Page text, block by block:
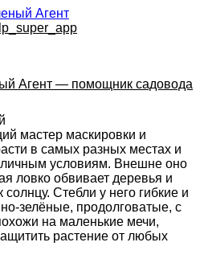
Агент
Агент — помощник садовода
мастер маскировки и
в самых разных местах и
условиям. Внешне оно
ловко обвивает деревья и
Стебли у него гибкие и
зелёные, продолговатые, с
на маленькие мечи,
растение от любых